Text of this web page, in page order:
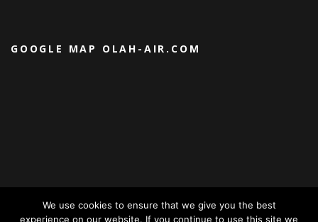
GOOGLE MAP OLAH-AIR.COM
We use cookies to ensure that we give you the best
experience on our website. If you continue to use this site we